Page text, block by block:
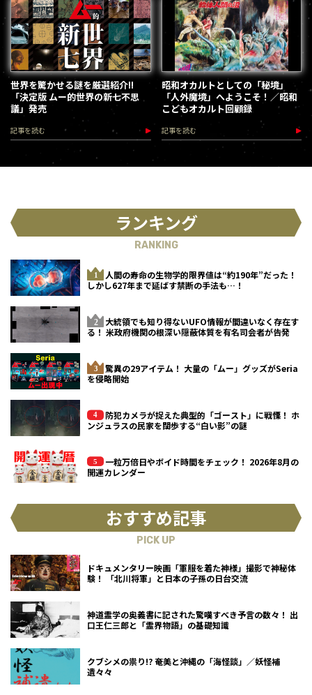
世界を驚かせる謎を厳選紹介!!
「決定版 ムー的世界の新七不思
議」発売
記事を読む
昭和オカルトとしての「秘境」
「人外魔境」へようこそ！／昭和
こどもオカルト回顧録
記事を読む
ランキング
RANKING
人間の寿命の生物学的限界値は“約190年”だった！
しかし627年まで延ばす禁断の手法も…！
大統領でも知り得ないUFO情報が間違いなく存在す
る！ 米政府機関の根深い隠蔽体質を有名司会者が告発
驚異の29アイテム！ 大量の「ムー」グッズがSeria
を侵略開始
防犯カメラが捉えた典型的「ゴースト」に戦慄！ ホ
ンジュラスの民家を闊歩する“白い影”の謎
一粒万倍日やボイド時間をチェック！ 2026年8月の
開運カレンダー
おすすめ記事
PICK UP
ドキュメンタリー映画「軍服を着た神様」撮影で神秘体
験！ 「北川将軍」と日本の子孫の日台交流
神道霊学の奥義書に記された驚嘆すべき予言の数々！ 出
口王仁三郎と「霊界物語」の基礎知識
クブシメの祟り!? 奄美と沖縄の「海怪談」／妖怪補
遺々々